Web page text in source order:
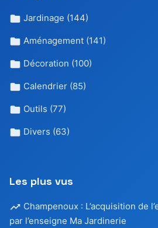
Jardinage (144)
Aménagement (141)
Décoration (100)
Calendrier (85)
Outils (77)
Divers (63)
Les plus vus
Champenoux : L’acquisition de
par l’enseigne Ma Jardinerie